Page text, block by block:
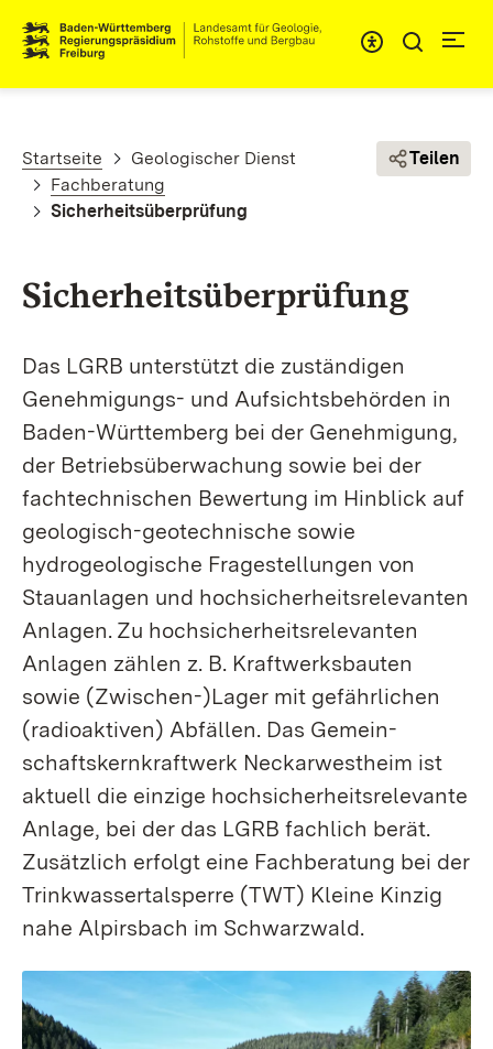
Pfadnavigation
Startseite
Geologischer Dienst
Fachberatung
Sicherheitsüberprüfung
Teilen
Sicherheitsüberprüfung
Das LGRB unterstützt die zuständigen
Genehmigungs- und Aufsichtsbehörden in
Baden-Württem­berg bei der Genehmigung,
der Betriebsüberwachung sowie bei der
fachtechnischen Bewertung im Hinblick auf
geologisch-geotechnische sowie
hydrogeologische Fragestellungen von
Stauanlagen und hoch­sicherheits­relevanten
Anlagen. Zu hochsicherheits­relevanten
Anlagen zählen z. B. Kraftwerks­­­bauten
sowie (Zwischen-)Lager mit gefährlichen
(radioaktiven) Abfällen. Das Gemein­
schafts­­­kernkraft­werk Neckar­­­westheim ist
aktuell die einzige hochsicherheits­relevante
Anlage, bei der das LGRB fachlich berät.
Zusätzlich erfolgt eine Fachberatung bei der
Trink­wasser­­­talsperre (TWT) Kleine Kinzig
nahe Alpirsbach im Schwarzwald.